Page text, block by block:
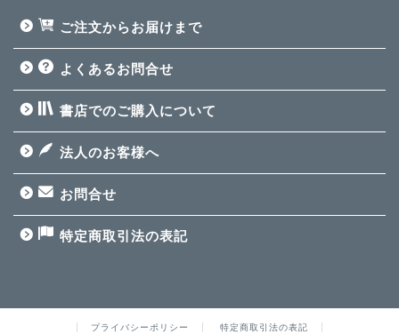
ご注文からお届けまで
よくあるお問合せ
書店でのご購入について
法人のお客様へ
お問合せ
特定商取引法の表記
プライバシーポリシー 特定商取引法の表記
インバスケット最短合格
テキスト